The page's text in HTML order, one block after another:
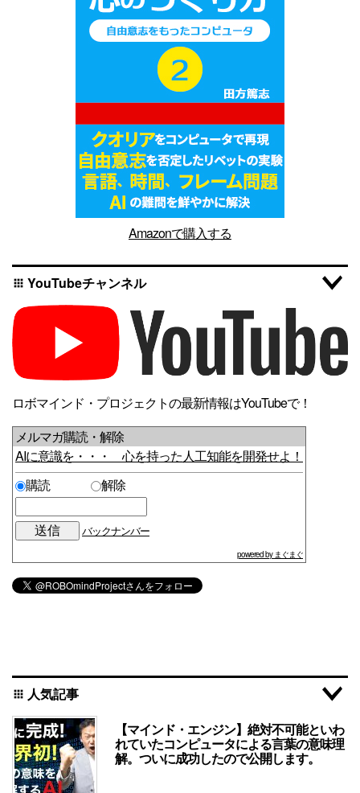
Amazonで購入する
apps YouTubeチャンネル
ロボマインド・プロジェクトの最新情報はYouTubeで！
メルマガ購読・解除
AIに意識を・・・ 心を持った人工知能を開発せよ！
購読
解除
バックナンバー
powered by まぐまぐ
apps 人気記事
【マインド・エンジン】絶対不可能といわ
れていたコンピュータによる言葉の意味理
解。ついに成功したので公開します。